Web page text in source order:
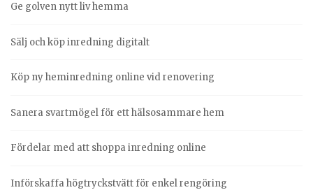
Ge golven nytt liv hemma
Sälj och köp inredning digitalt
Köp ny heminredning online vid renovering
Sanera svartmögel för ett hälsosammare hem
Fördelar med att shoppa inredning online
Införskaffa högtryckstvätt för enkel rengöring